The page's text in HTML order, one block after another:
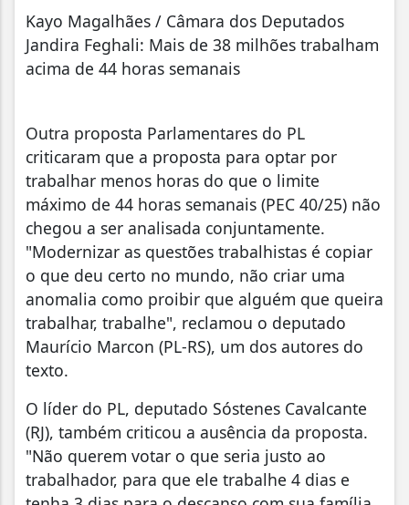
Kayo Magalhães / Câmara dos Deputados
Jandira Feghali: Mais de 38 milhões trabalham
acima de 44 horas semanais
Outra proposta Parlamentares do PL
criticaram que a proposta para optar por
trabalhar menos horas do que o limite
máximo de 44 horas semanais (PEC 40/25) não
chegou a ser analisada conjuntamente.
"Modernizar as questões trabalhistas é copiar
o que deu certo no mundo, não criar uma
anomalia como proibir que alguém que queira
trabalhar, trabalhe", reclamou o deputado
Maurício Marcon (PL-RS), um dos autores do
texto.
O líder do PL, deputado Sóstenes Cavalcante
(RJ), também criticou a ausência da proposta.
"Não querem votar o que seria justo ao
trabalhador, para que ele trabalhe 4 dias e